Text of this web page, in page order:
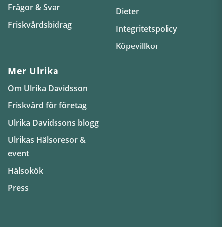
Frågor & Svar
Friskvårdsbidrag
Dieter
Integritetspolicy
Köpevillkor
Mer Ulrika
Om Ulrika Davidsson
Friskvård för företag
Ulrika Davidssons blogg
Ulrikas Hälsoresor &
event
Hälsokök
Press